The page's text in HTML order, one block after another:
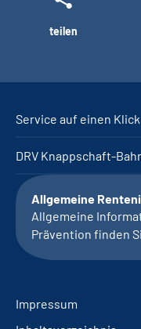
teilen
Service auf einen Klick
DRV Knappschaft-
Allgemeine
Allgemeine
Prävention finden
Impressum